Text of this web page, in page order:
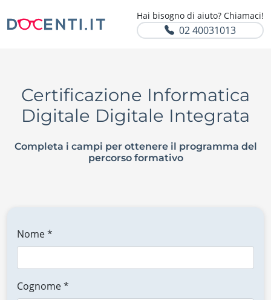
Hai bisogno di aiuto? Chiamaci!
02 40031013
Certificazione Informatica
Digitale Digitale Integrata
Completa i campi per ottenere il programma del
percorso formativo
Nome *
Cognome *